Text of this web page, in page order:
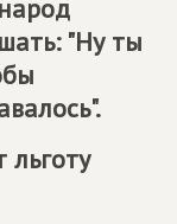
"Ну ты